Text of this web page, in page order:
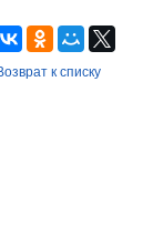
к списку